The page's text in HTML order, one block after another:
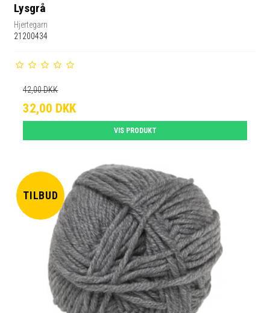
Lysgrå
Hjertegarn
21200434
42,00 DKK
32,00 DKK
VIS PRODUKT
TILBUD